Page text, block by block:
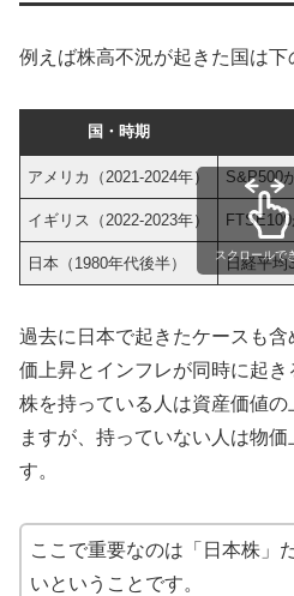
例えば株高不況が起きた国は下
国・時期
アメリカ（2021-2024年） S&P500
イギリス（2022-2023年）
日本（1980年代後半） 日経平均
スクロールで
過去に日本で起きたケースも
価上昇とインフレが同時に起き
株を持っている人は資産価値
ますが、持っていない人は物
す。
ここで重要なのは「日本株」
いということです。